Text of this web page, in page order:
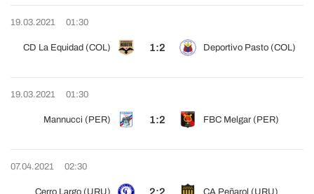
19.03.2021 01:30
CD La Equidad (COL) 1:2 Deportivo Pasto (COL)
19.03.2021 01:30
Mannucci (PER) 1:2 FBC Melgar (PER)
07.04.2021 02:30
Cerro Largo (URU) CA Peñarol (URU)